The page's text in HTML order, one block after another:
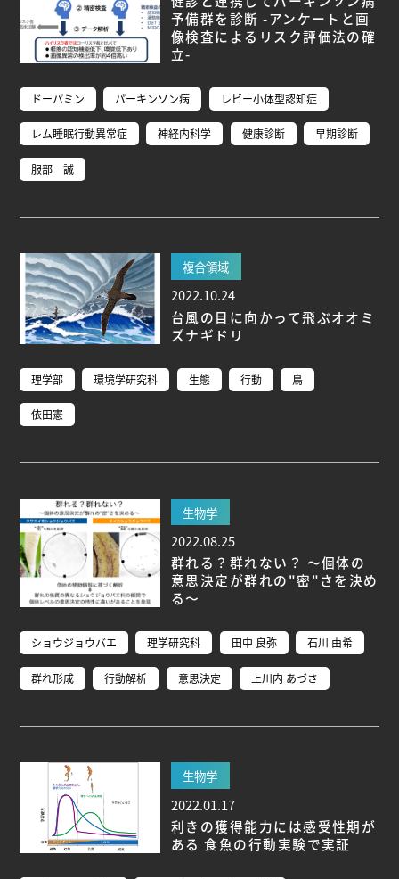
予備群を診断 -アンケートと画
像検査によるリスク評価法の確
立-
ドーパミン パーキンソン病 レビー小体型認知症
レム睡眠行動異常症 神経内科学 健康診断 早期診断
服部 誠
複合領域
2022.10.24
台風の目に向かって飛ぶオオミ
ズナギドリ
理学部 環境学研究科 生態 行動 鳥
依田憲
生物学
2022.08.25
群れる？群れない？ ～個体の
意思決定が群れの"密"さを決め
る～
ショウジョウバエ 理学研究科 田中 良弥 石川 由希
群れ形成 行動解析 意思決定 上川内 あづさ
生物学
2022.01.17
利きの獲得能力には感受性期が
ある 食魚の行動実験で実証